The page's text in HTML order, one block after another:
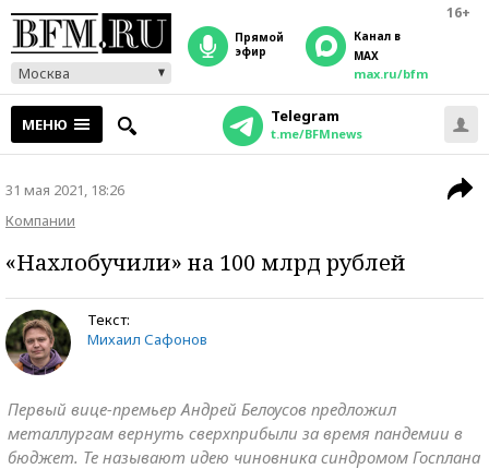
16+
Москва
прямой
эфир
Канал в
MAX
max.ru/bfm
МЕНЮ Telegram
t.me/BFMnews
31 мая 2021, 18:26
Компании
«Нахлобучили» на 100 млрд рублей
Текст:
Михаил Сафонов
Первый вице-премьер Андрей Белоусов предложил
металлургам вернуть сверхприбыли за время пандемии в
бюджет. Те называют идею чиновника синдромом Госплана